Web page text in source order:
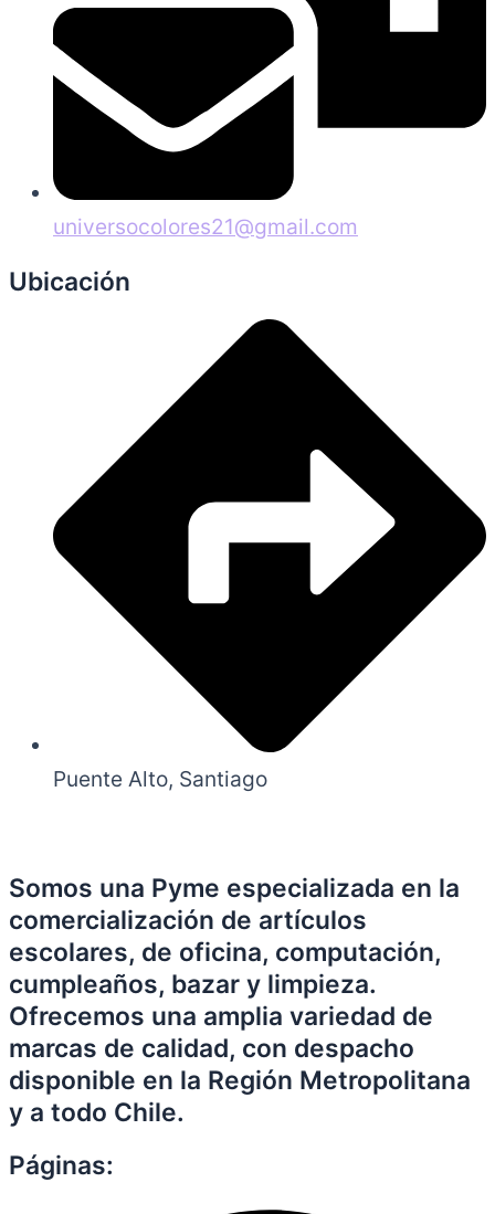
universocolores21@gmail.com
Ubicación
Puente Alto, Santiago
Somos una Pyme especializada en la
comercialización de artículos
escolares, de oficina, computación,
cumpleaños, bazar y limpieza.
Ofrecemos una amplia variedad de
marcas de calidad, con despacho
disponible en la Región Metropolitana
y a todo Chile.
Páginas: